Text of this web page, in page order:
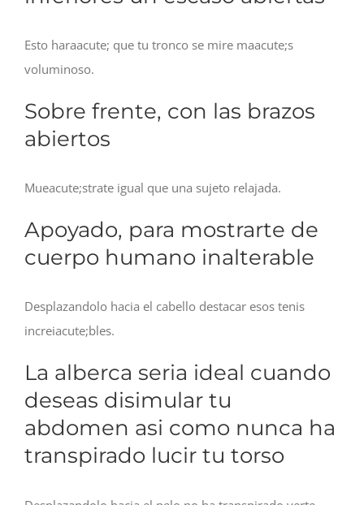
Esto haraacute; que tu tronco se mire maacute;s
voluminoso.
Sobre frente, con las brazos
abiertos
Mueacute;strate igual que una sujeto relajada.
Apoyado, para mostrarte de
cuerpo humano inalterable
Desplazandolo hacia el cabello destacar esos tenis
increiacute;bles.
La alberca seri­a ideal cuando
deseas disimular tu
abdomen asi­ como nunca ha
transpirado lucir tu torso